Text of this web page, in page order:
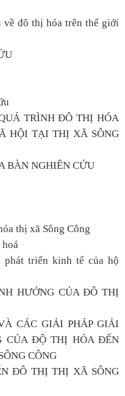
về đô thị hóa trên thế giới
TRÌNH ĐÔ THỊ HÓA
HỘI TẠI THỊ XÃ SÔNG
BÀN NGHIÊN CỨU
thị xã Sông Công
phát triển kinh tế của hộ
HƯỞNG CỦA ĐÔ THỊ
CÁC GIẢI PHÁP GIẢI
CỦA ĐỘ THỊ HÓA ĐẾN
CÔNG
ĐÔ THỊ THỊ XÃ SÔNG